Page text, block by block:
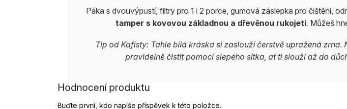
Páka s dvouvýpustí, filtry pro 1 i 2 porce, gumová záslepka pro čištění,
tamper s kovovou základnou a dřevěnou rukojetí. Můžeš
Tip od Kafisty: Tahle bílá kráska si zaslouží čerstvě upražená zrna.
pravidelně čistit pomocí slepého sítka, ať ti slouží až do
Hodnocení produktu
Buďte první, kdo napíše příspěvek k této položce.